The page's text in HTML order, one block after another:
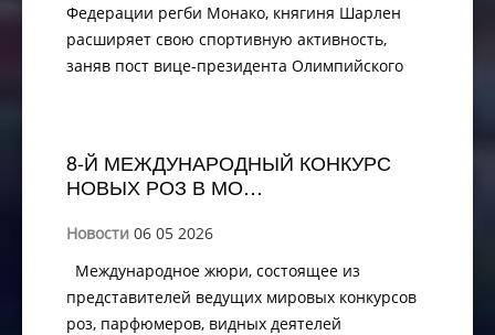
Федерации регби Монако, княгиня Шарлен
расширяет свою спортивную активность,
заняв пост вице-президента Олимпийского
8-Й МЕЖДУНАРОДНЫЙ КОНКУРС
НОВЫХ РОЗ В МО…
Новости 06 05 2026
Международное жюри, состоящее из
представителей ведущих мировых конкурсов
роз, парфюмеров, видных деятелей